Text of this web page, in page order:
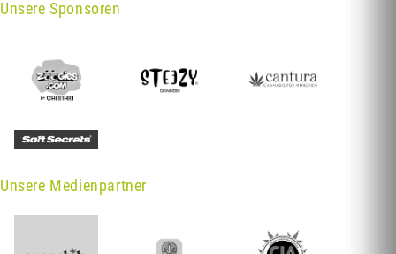
Unsere Sponsoren
Unsere Medienpartner